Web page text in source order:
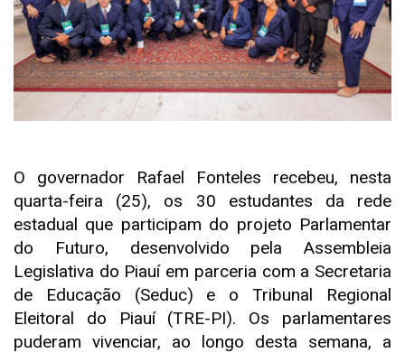
O governador Rafael Fonteles recebeu, nesta
quarta-feira (25), os 30 estudantes da rede
estadual que participam do projeto Parlamentar
do Futuro, desenvolvido pela Assembleia
Legislativa do Piauí em parceria com a Secretaria
de Educação (Seduc) e o Tribunal Regional
Eleitoral do Piauí (TRE-PI). Os parlamentares
puderam vivenciar, ao longo desta semana, a